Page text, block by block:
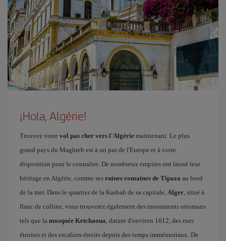
¡Hola, Algérie!
Trouvez votre vol pas cher vers l'Algérie maintenant. Le plus
grand pays du Maghreb est à un pas de l'Europe et à votre
disposition pour le connaître. De nombreux empires ont laissé leur
héritage en Algérie, comme ses ruines romaines de Tipaza au bord
de la mer. Dans le quartier de la Kasbah de sa capitale, Alger , situé à
flanc de colline, vous trouverez également des monuments ottomans
tels que la mosquée Ketchaoua , datant d'environ 1612, des rues
étroites et des escaliers étroits depuis des temps immémoriaux. De